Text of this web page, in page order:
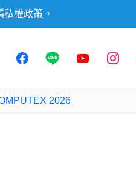
私權政策 。
2026